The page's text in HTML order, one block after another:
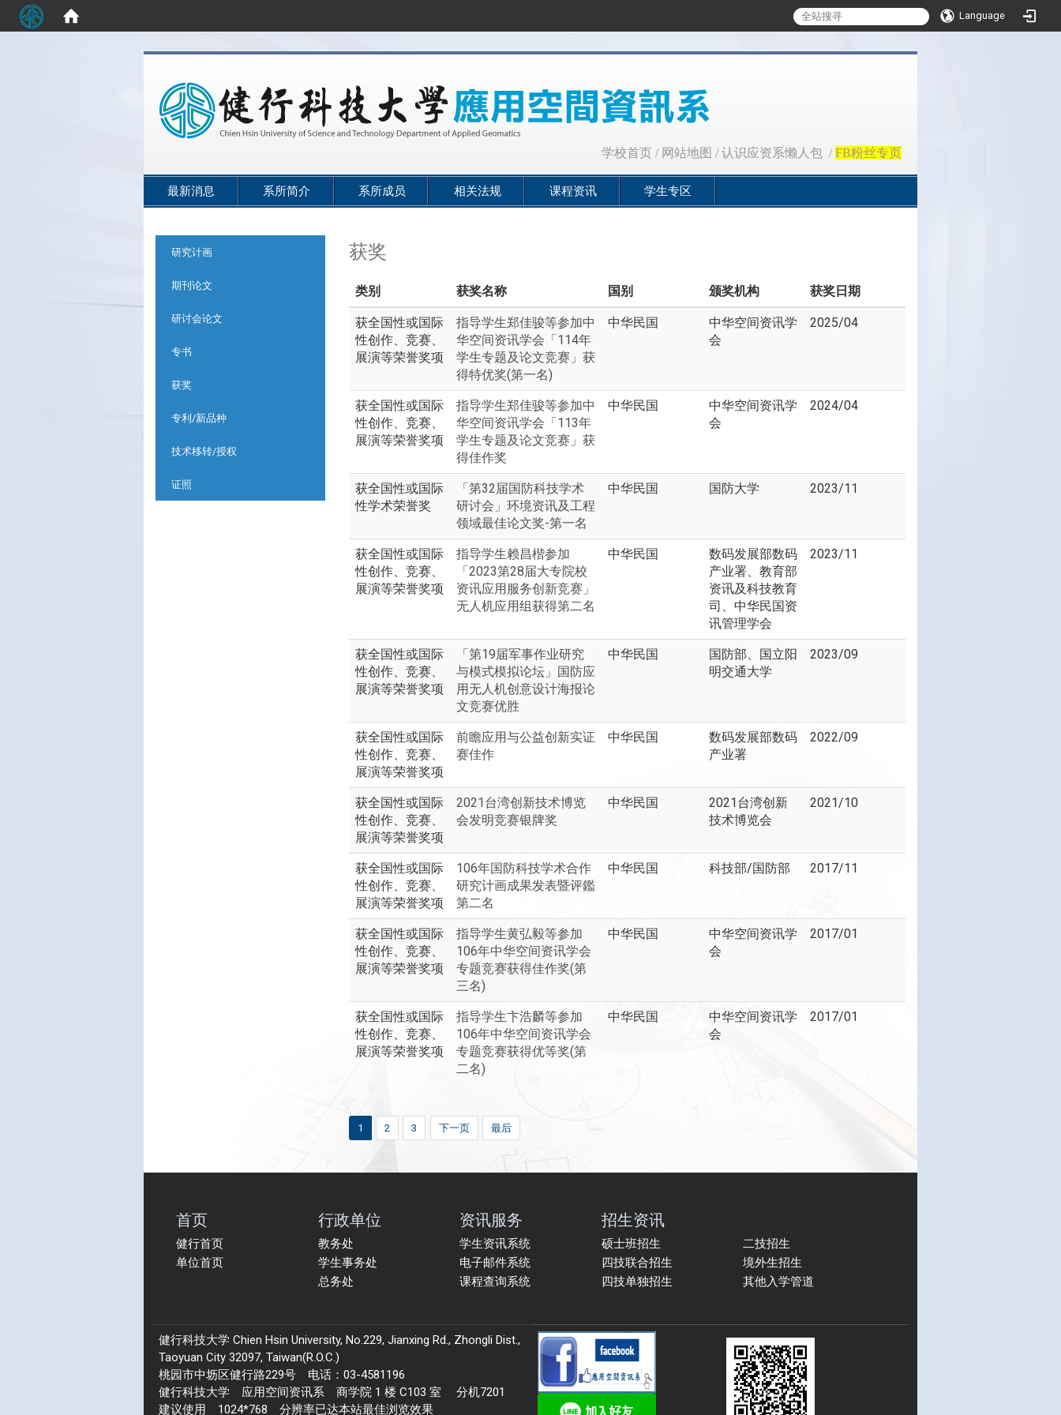
Language
学校首页 / 网站地图 /认识应资系懒人包 /FB粉丝专页
最新消息 系所简介 系所成员 相关法规 课程资讯 学生专区
研究计画
期刊论文
研讨会论文
专书
获奖
专利/新品种
技术移转/授权
证照
获奖
类别 获奖名称 国别 颁奖机构 获奖日期
获全国性或国际
性创作、竞赛、
展演等荣誉奖项
指导学生郑佳骏等参加中
华空间资讯学会「114年
学生专题及论文竞赛」获
得特优奖(第一名)
中华民国
中华空间资讯学
会
2025/04
获全国性或国际
性创作、竞赛、
展演等荣誉奖项
指导学生郑佳骏等参加中
华空间资讯学会「113年
学生专题及论文竞赛」获
得佳作奖
中华民国
中华空间资讯学
会
2024/04
获全国性或国际
性学术荣誉奖
「第32届国防科技学术
研讨会」环境资讯及工程
领域最佳论文奖-第一名
中华民国 国防大学 2023/11
获全国性或国际
性创作、竞赛、
展演等荣誉奖项
指导学生赖昌楷参加
「2023第28届大专院校
资讯应用服务创新竞赛」
无人机应用组获得第二名
中华民国
数码发展部数码
产业署、教育部
资讯及科技教育
司、中华民国资
讯管理学会
2023/11
获全国性或国际
性创作、竞赛、
展演等荣誉奖项
「第19届军事作业研究
与模式模拟论坛」国防应
用无人机创意设计海报论
文竞赛优胜
中华民国
国防部、国立阳
明交通大学
2023/09
获全国性或国际
性创作、竞赛、
展演等荣誉奖项
前瞻应用与公益创新实证
赛佳作
中华民国
数码发展部数码
产业署
2022/09
获全国性或国际
性创作、竞赛、
展演等荣誉奖项
2021台湾创新技术博览
会发明竞赛银牌奖
中华民国
2021台湾创新
技术博览会
2021/10
获全国性或国际
性创作、竞赛、
展演等荣誉奖项
106年国防科技学术合作
研究计画成果发表暨评鑑
第二名
中华民国 科技部/国防部 2017/11
获全国性或国际
性创作、竞赛、
展演等荣誉奖项
指导学生黄弘毅等参加
106年中华空间资讯学会
专题竞赛获得佳作奖(第
三名)
中华民国
中华空间资讯学
会
2017/01
获全国性或国际
性创作、竞赛、
展演等荣誉奖项
指导学生卞浩麟等参加
106年中华空间资讯学会
专题竞赛获得优等奖(第
二名)
中华民国
中华空间资讯学
会
2017/01
1 2 3 下一页 最后
首页
健行首页
单位首页
行政单位
教务处
学生事务处
总务处
资讯服务
学生资讯系统
电子邮件系统
课程查询系统
招生资讯
硕士班招生
四技联合招生
四技单独招生
二技招生
境外生招生
其他入学管道
健行科技大学 Chien Hsin University, No.229, Jianxing Rd., Zhongli Dist.,
Taoyuan City 32097, Taiwan(R.O.C.)
桃园市中坜区健行路229号 电话：03-4581196
健行科技大学 应用空间资讯系 商学院 1 楼 C103 室 分机7201
建议使用 1024*768 分辨率已达本站最佳浏览效果